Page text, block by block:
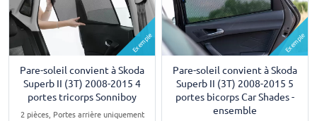
Exemple
Pare-soleil convient à Skoda
Superb II (3T) 2008-2015 4
portes tricorps Sonniboy
2 pièces, Portes arrière uniquement
Exemple
Pare-soleil convient à Skoda
Superb II (3T) 2008-2015 5
portes bicorps Car Shades -
ensemble